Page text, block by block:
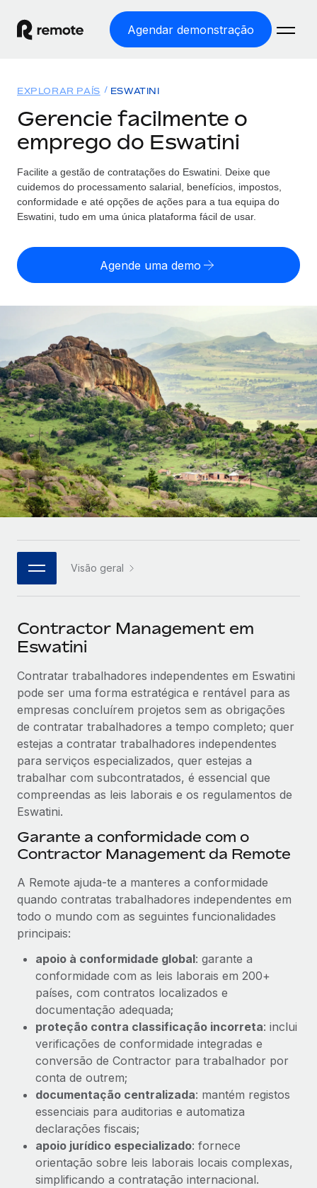
Agendar demonstração
EMPREGO GLOBAL
Processamento Salarial
Processamento salarial fácil e em conformidade
Employer of Record
entidades
SERVICES
Perguntar a um especialista
Obtenha apoio especializado em RH e
conformidade globais
Soluções
COBERTURA GLOBAL
Explorador de países
Encontra apoio para emprego global por país
Comparar a Remote
Veja como nos comparamos com os outros
Parceiros tecnológicos estratégicos
Integre os RH globais na sua plataforma de forma
flexível
CASE STUDIES
Preçário
English
Français
Deutsch
Español
Italiano
Português (Portugal)
日本語
한국어
中文（简体）
Início de sessão
EXPLORAR PAÍS ESWATINI
Gerencie facilmente o
emprego do Eswatini
Facilite a gestão de contratações do Eswatini. Deixe que
cuidemos do processamento salarial, benefícios, impostos,
conformidade e até opções de ações para a tua equipa do
Eswatini, tudo em uma única plataforma fácil de usar.
Agende uma demo
Visão geral
Contractor Management em
Eswatini
Contratar trabalhadores independentes em Eswatini
pode ser uma forma estratégica e rentável para as
empresas concluírem projetos sem as obrigações
de contratar trabalhadores a tempo completo; quer
estejas a contratar trabalhadores independentes
para serviços especializados, quer estejas a
trabalhar com subcontratados, é essencial que
compreendas as leis laborais e os regulamentos de
Eswatini.
Garante a conformidade com o
Contractor Management da Remote
A Remote ajuda-te a manteres a conformidade
quando contratas trabalhadores independentes em
todo o mundo com as seguintes funcionalidades
principais:
apoio à conformidade global: garante a
conformidade com as leis laborais em 200+
países, com contratos localizados e
documentação adequada;
proteção contra classificação incorreta: inclui
verificações de conformidade integradas e
conversão de Contractor para trabalhador por
conta de outrem;
documentação centralizada: mantém registos
essenciais para auditorias e automatiza
declarações fiscais;
apoio jurídico especializado: fornece
orientação sobre leis laborais locais complexas,
simplificando a contratação internacional.